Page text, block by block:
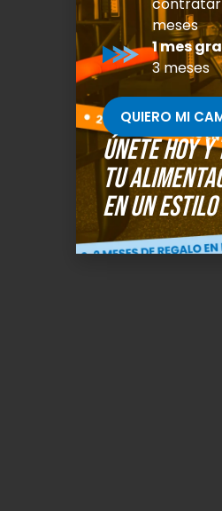
meses
1 mes
3 meses
QUIERO MI
Únete hoy
tu
en un estilo